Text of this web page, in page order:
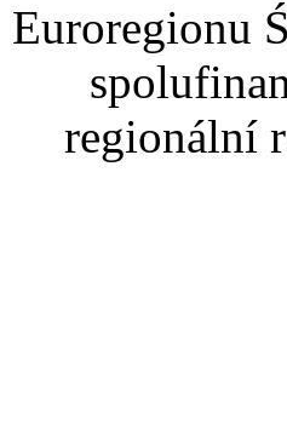
Euroregionu
regionální